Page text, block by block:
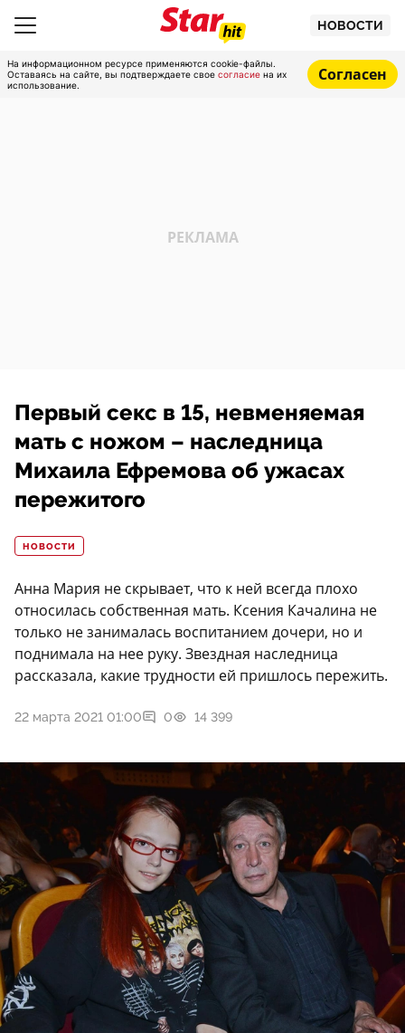
НОВОСТИ
На информационном ресурсе применяются cookie-файлы.
Оставаясь на сайте, вы подтверждаете свое согласие на их
использование.
Согласен
Первый секс в 15, невменяемая
мать с ножом – наследница
Михаила Ефремова об ужасах
пережитого
НОВОСТИ
Анна Мария не скрывает, что к ней всегда плохо
относилась собственная мать. Ксения Качалина не
только не занималась воспитанием дочери, но и
поднимала на нее руку. Звездная наследница
рассказала, какие трудности ей пришлось пережить.
22 марта 2021 01:00 0 14 399